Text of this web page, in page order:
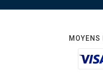
MOYENS